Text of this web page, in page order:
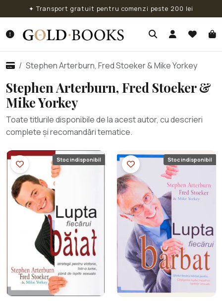
✦ Transport gratuit pentru comenzi peste 200 lei
Stephen Arterburn, Fred Stoeker & Mike Yorkey
Stephen Arterburn, Fred Stoeker &
Mike Yorkey
Toate titlurile disponibile de la acest autor, cu descrieri
complete și recomandări tematice.
Stoc indisponibil Stoc indisponibil